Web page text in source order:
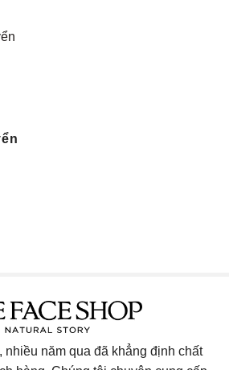
nhiều năm qua đã khẳng định chất